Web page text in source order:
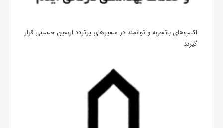
اکیپ‌های باتجربه و توانمند در مسیرهای پرتردد اربعین حسینی قرار
گیرند